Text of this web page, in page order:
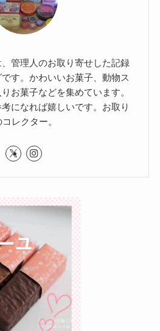
管理人のお取り寄せした記録
す。かわいいお菓子、動物ス
お菓子などを集めています。
になれば嬉しいです。お取り
レクター。